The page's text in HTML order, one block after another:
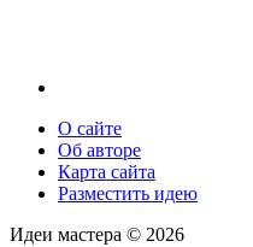
О сайте
Об авторе
Карта сайта
Разместить идею
Идеи мастера © 2026